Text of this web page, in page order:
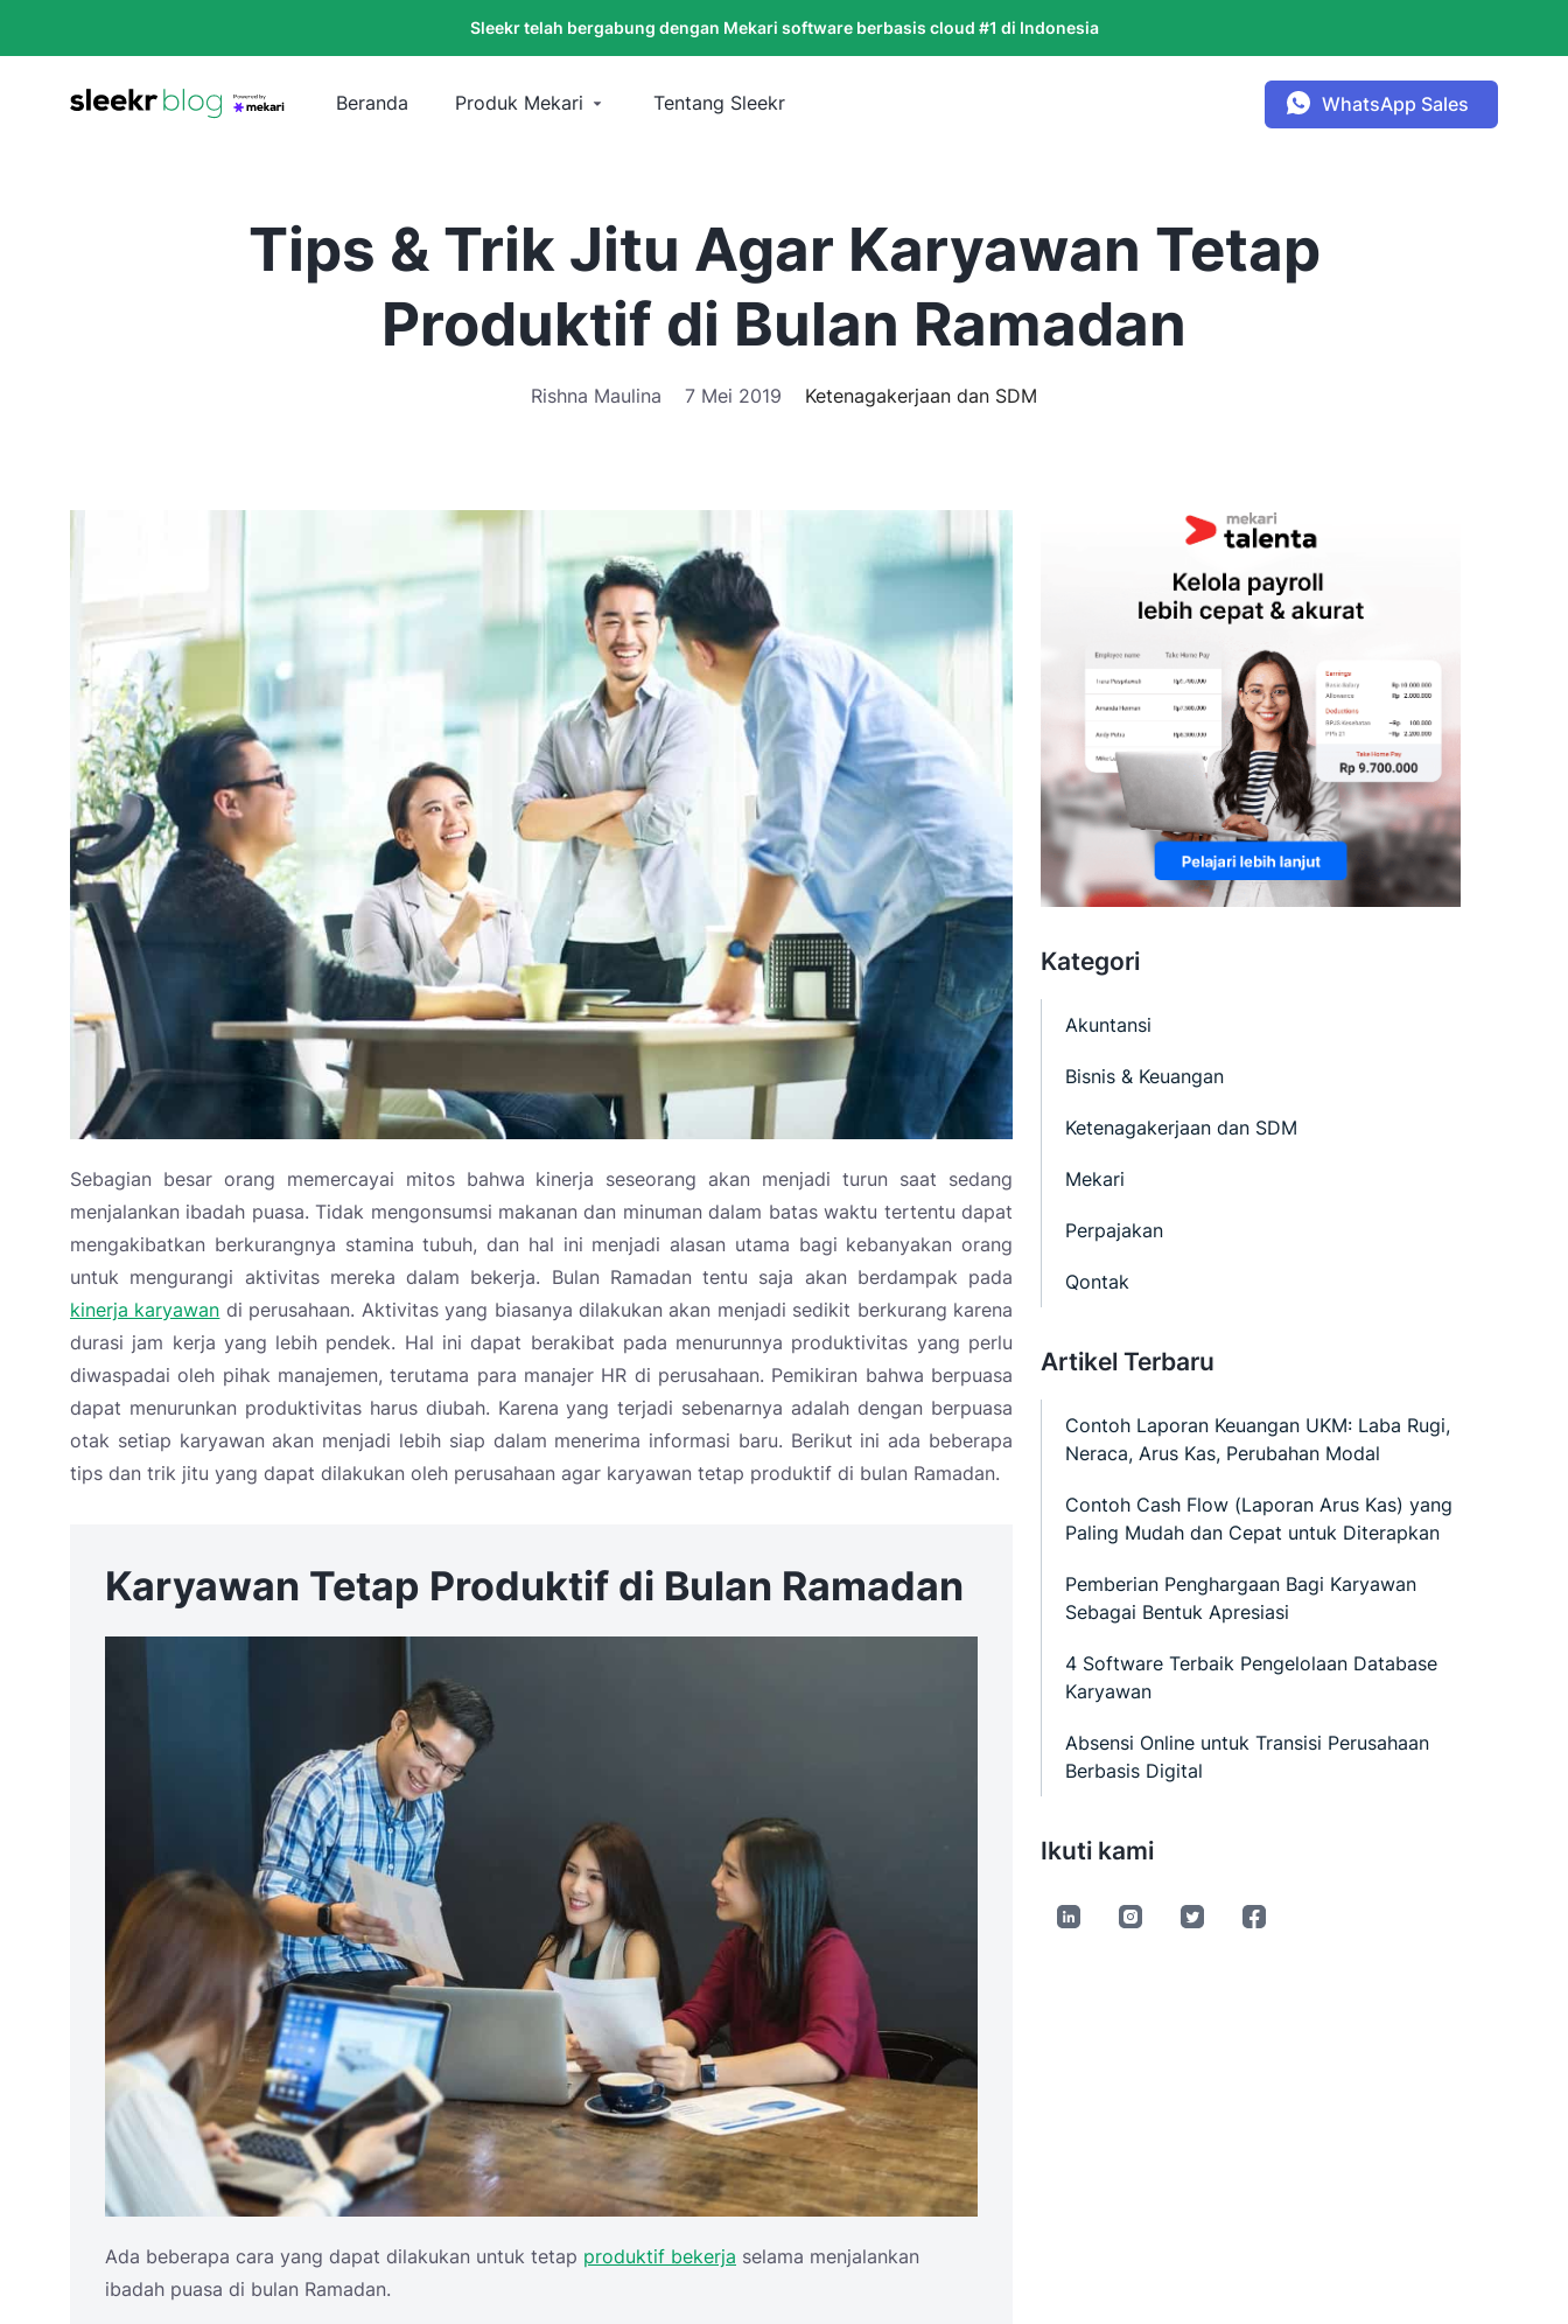
Sleekr telah bergabung dengan Mekari software berbasis cloud #1 di Indonesia
Beranda Produk Mekari Tentang Sleekr WhatsApp Sales
Tips & Trik Jitu Agar Karyawan Tetap
Produktif di Bulan Ramadan
Rishna Maulina 7 Mei 2019 Ketenagakerjaan dan SDM
Sebagian besar orang memercayai mitos bahwa kinerja seseorang akan menjadi turun saat sedang
menjalankan ibadah puasa. Tidak mengonsumsi makanan dan minuman dalam batas waktu tertentu dapat
mengakibatkan berkurangnya stamina tubuh, dan hal ini menjadi alasan utama bagi kebanyakan orang
untuk mengurangi aktivitas mereka dalam bekerja. Bulan Ramadan tentu saja akan berdampak pada
kinerja karyawan di perusahaan. Aktivitas yang biasanya dilakukan akan menjadi sedikit berkurang karena
durasi jam kerja yang lebih pendek. Hal ini dapat berakibat pada menurunnya produktivitas yang perlu
diwaspadai oleh pihak manajemen, terutama para manajer HR di perusahaan. Pemikiran bahwa berpuasa
dapat menurunkan produktivitas harus diubah. Karena yang terjadi sebenarnya adalah dengan berpuasa
otak setiap karyawan akan menjadi lebih siap dalam menerima informasi baru. Berikut ini ada beberapa
tips dan trik jitu yang dapat dilakukan oleh perusahaan agar karyawan tetap produktif di bulan Ramadan.
Karyawan Tetap Produktif di Bulan Ramadan
Ada beberapa cara yang dapat dilakukan untuk tetap produktif bekerja selama menjalankan
ibadah puasa di bulan Ramadan.
Kategori
Akuntansi
Bisnis & Keuangan
Ketenagakerjaan dan SDM
Mekari
Perpajakan
Qontak
Artikel Terbaru
Contoh Laporan Keuangan UKM: Laba Rugi,
Neraca, Arus Kas, Perubahan Modal
Contoh Cash Flow (Laporan Arus Kas) yang
Paling Mudah dan Cepat untuk Diterapkan
Pemberian Penghargaan Bagi Karyawan
Sebagai Bentuk Apresiasi
4 Software Terbaik Pengelolaan Database
Karyawan
Absensi Online untuk Transisi Perusahaan
Berbasis Digital
Ikuti kami